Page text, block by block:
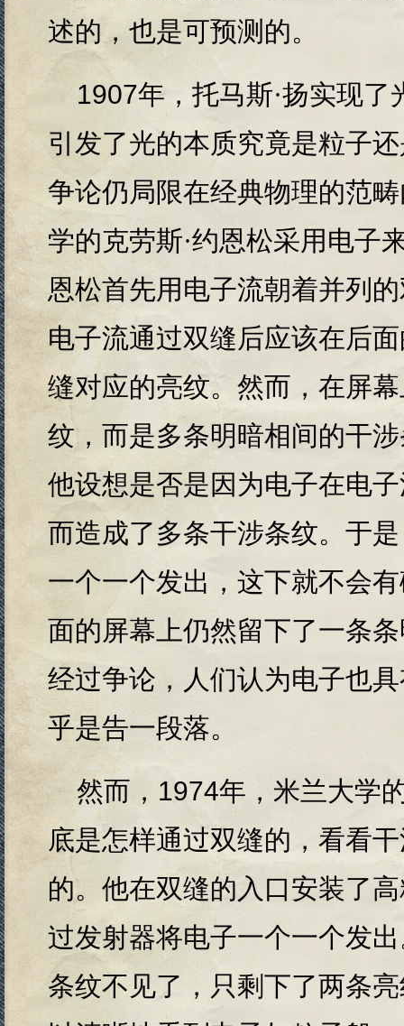
述的，也是可预测的。
1907年，托马斯·扬实现
引发了光的本质究竟是粒子
争论仍局限在经典物理的范
学的克劳斯·约恩松采用电子
恩松首先用电子流朝着并列
电子流通过双缝后应该在后
缝对应的亮纹。然而，在屏
纹，而是多条明暗相间的干
他设想是否是因为电子在电
而造成了多条干涉条纹。于
一个一个发出，这下就不会
面的屏幕上仍然留下了一条
经过争论，人们认为电子也
乎是告一段落。
然而， 1974年，米兰大学
底是怎样通过双缝的，看看
的。他在双缝的入口安装了
过发射器将电子一个一个发
条纹不见了，只剩下了两条